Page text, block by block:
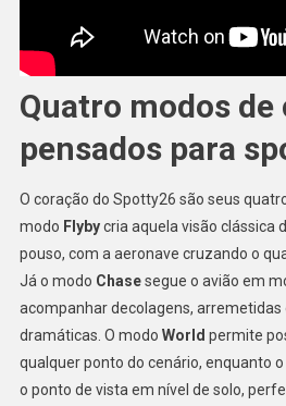
Quatro modos de
pensados para
O coração do Spotty26 são seus
modo Flybycria aquela visão clássica
pouso, com a aeronave cruzando o
Já o modo Chasesegue o avião em
acompanhar decolagens,
dramáticas. O modo World permite
qualquer ponto do cenário, enquanto
o ponto de vista em nível de solo,